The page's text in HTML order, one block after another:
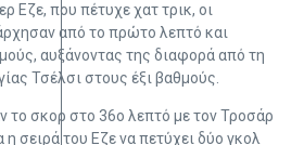
Εζε, που πέτυχε χατ τρικ, οι
από το πρώτο λεπτό και
αυξάνοντας της διαφορά από τη
Τσέλσι στους έξι βαθμούς.
το σκορ στο 36ο λεπτό με τον Τροσάρ
η σειρά του Εζε να πετύχει δύο γκολ